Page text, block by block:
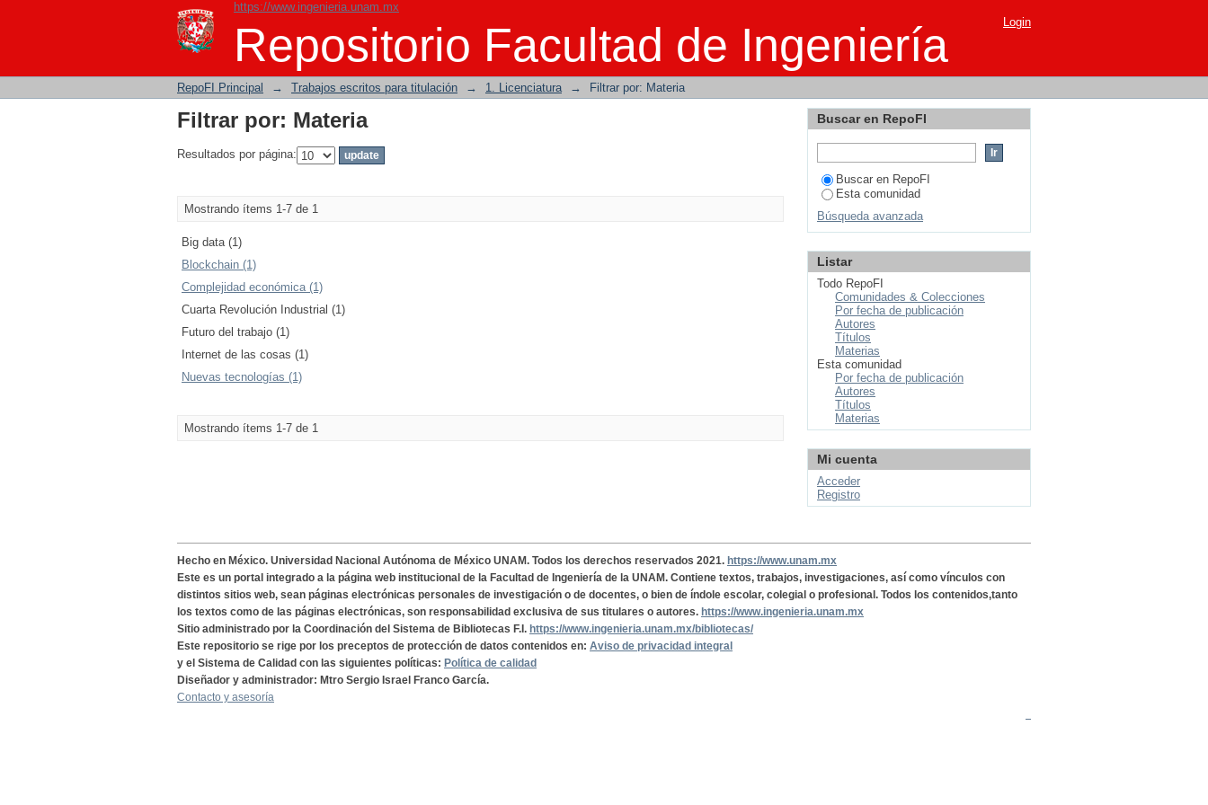
https://www.ingenieria.unam.mx
Repositorio Facultad de Ingeniería
Filtrar por: Materia Login
RepoFI Principal → Trabajos escritos para titulación → 1. Licenciatura → Filtrar por: Materia
Filtrar por: Materia
Resultados por página:
Mostrando ítems 1-7 de 1
Big data (1)
Blockchain (1)
Complejidad económica (1)
Cuarta Revolución Industrial (1)
Futuro del trabajo (1)
Internet de las cosas (1)
Nuevas tecnologías (1)
Mostrando ítems 1-7 de 1
Buscar en RepoFI
Buscar en RepoFI
Esta comunidad
Búsqueda avanzada
Listar
Todo RepoFI
Comunidades & Colecciones
Por fecha de publicación
Autores
Títulos
Materias
Esta comunidad
Por fecha de publicación
Autores
Títulos
Materias
Mi cuenta
Acceder
Registro
Hecho en México. Universidad Nacional Autónoma de México UNAM. Todos los derechos reservados 2021. https://www.unam.mx
Este es un portal integrado a la página web institucional de la Facultad de Ingeniería de la UNAM. Contiene textos, trabajos, investigaciones, así como vínculos con
distintos sitios web, sean páginas electrónicas personales de investigación o de docentes, o bien de índole escolar, colegial o profesional. Todos los contenidos,tanto
los textos como de las páginas electrónicas, son responsabilidad exclusiva de sus titulares o autores. https://www.ingenieria.unam.mx
Sitio administrado por la Coordinación del Sistema de Bibliotecas F.I. https://www.ingenieria.unam.mx/bibliotecas/
Este repositorio se rige por los preceptos de protección de datos contenidos en: Aviso de privacidad integral
y el Sistema de Calidad con las siguientes políticas: Política de calidad
Diseñador y administrador: Mtro Sergio Israel Franco García.
Contacto y asesoría